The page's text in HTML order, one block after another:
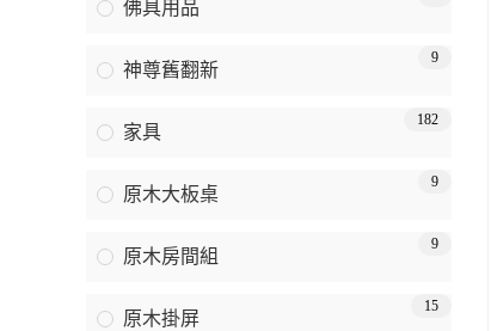
佛具用品
神尊舊翻新
9
家具
182
原木大板桌
9
原木房間組
9
原木掛屏
15